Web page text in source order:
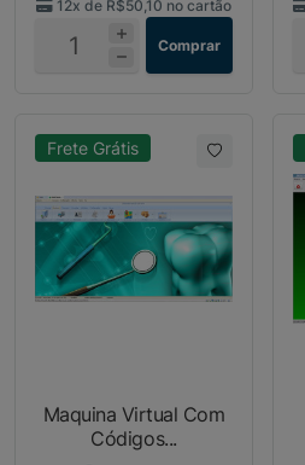
12x de R$50,10 no cartão
Comprar
Frete Grátis
Maquina Virtual Com
Códigos...